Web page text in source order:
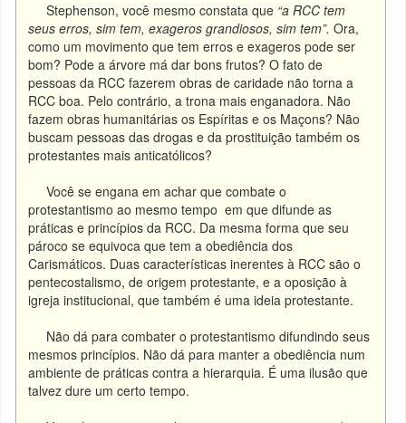
Stephenson, você mesmo constata que “a RCC tem
seus erros, sim tem, exageros grandiosos, sim tem”.Ora,
como um movimento que tem erros e exageros pode ser
bom? Pode a árvore má dar bons frutos? O fato de
pessoas da RCC fazerem obras de caridade não torna a
RCC boa. Pelo contrário, a trona mais enganadora. Não
fazem obras humanitárias os Espíritas e os Maçons? Não
buscam pessoas das drogas e da prostituição também os
protestantes mais anticatólicos?
Você se engana em achar que combate o
protestantismo ao mesmo tempo em que difunde as
práticas e princípios da RCC. Da mesma forma que seu
pároco se equivoca que tem a obediência dos
Carismáticos. Duas características inerentes à RCC são o
pentecostalismo, de origem protestante, e a oposição à
igreja institucional, que também é uma ideia protestante.
Não dá para combater o protestantismo difundindo seus
mesmos princípios. Não dá para manter a obediência num
ambiente de práticas contra a hierarquia. É uma ilusão que
talvez dure um certo tempo.